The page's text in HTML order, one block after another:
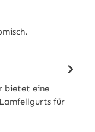
bietet eine
für